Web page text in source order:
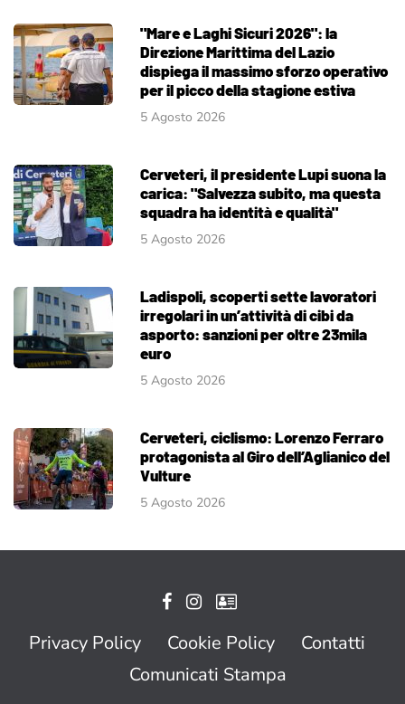
"Mare e Laghi Sicuri 2026": la
Direzione Marittima del Lazio
dispiega il massimo sforzo operativo
per il picco della stagione estiva
5 Agosto 2026
Cerveteri, il presidente Lupi suona la
carica: "Salvezza subito, ma questa
squadra ha identità e qualità"
5 Agosto 2026
Ladispoli, scoperti sette lavoratori
irregolari in un’attività di cibi da
asporto: sanzioni per oltre 23mila
euro
5 Agosto 2026
Cerveteri, ciclismo: Lorenzo Ferraro
protagonista al Giro dell’Aglianico del
Vulture
5 Agosto 2026
Privacy Policy Cookie Policy
Contatti
Comunicati Stampa